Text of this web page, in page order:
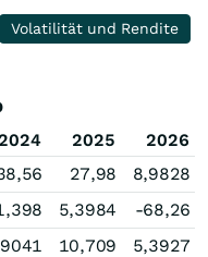
Volatilität und Rendite
2025
2026
27,98
8,9828
5,3984
-68,26
10,709
5,3927